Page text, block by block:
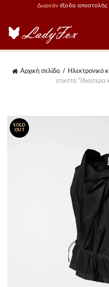
Δωρεάν έξοδα
Αρχική σελίδα Ηλεκτρονικό
ετικέτα
SOLD
OUT